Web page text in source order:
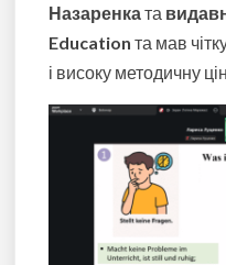
Назаренка та
Education та мав
і високу методичну